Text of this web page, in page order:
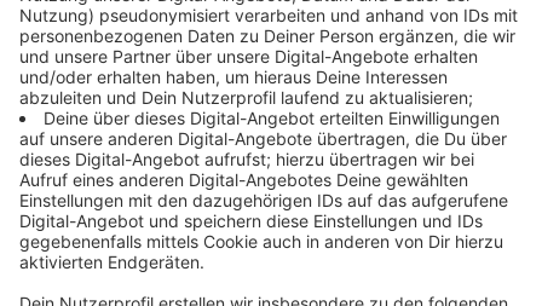
gegen eine ehemalige RAF-Terroristin erhoben.
Die Staatsanwaltschaft wirft der 66-jährigen Daniela
Klette Verdacht auf versuchten Mordes im
Zusammenhang mit 13 Überfällen, unerlaubten
Waffenbesitzes und versuchten sowie vollendeten
schweren Raubs vor.
Anzeige